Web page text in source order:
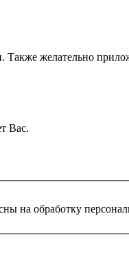
Также желательно
Вас.
на обработку